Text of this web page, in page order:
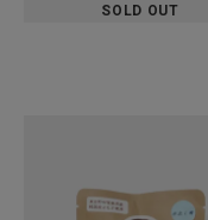
SOLD OUT